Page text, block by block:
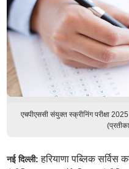
एचपीएससी संयुक्त स्क्रीनिंग परीक्षा
नई दिल्ली: हरियाणा पब्लिक